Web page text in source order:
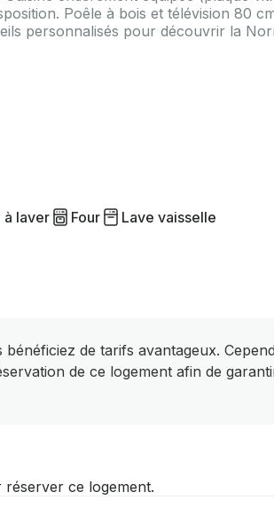
Poêle à bois et télévision 80
personnalisés pour découvrir la
à laver Four Lave vaisselle
de tarifs avantageux.
de ce logement afin de
réserver ce logement.